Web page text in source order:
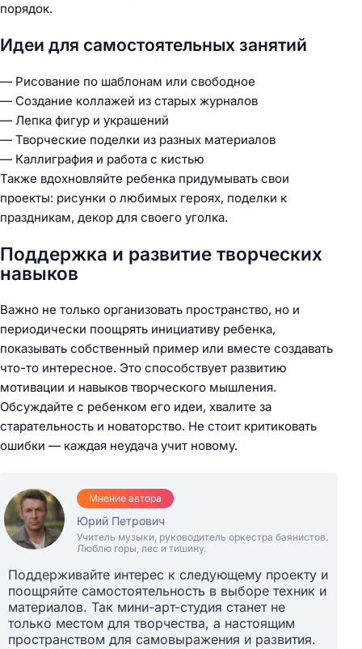
порядок.
Идеи для самостоятельных занятий
— Рисование по шаблонам или свободное
— Создание коллажей из старых журналов
— Лепка фигур и украшений
— Творческие поделки из разных материалов
— Каллиграфия и работа с кистью
Также вдохновляйте ребенка придумывать свои
проекты: рисунки о любимых героях, поделки к
праздникам, декор для своего уголка.
Поддержка и развитие творческих
навыков
Важно не только организовать пространство, но и
периодически поощрять инициативу ребенка,
показывать собственный пример или вместе создавать
что-то интересное. Это способствует развитию
мотивации и навыков творческого мышления.
Обсуждайте с ребенком его идеи, хвалите за
старательность и новаторство. Не стоит критиковать
ошибки — каждая неудача учит новому.
Мнение автора
Юрий Петрович
Учитель музыки, руководитель оркестра баянистов.
Люблю горы, лес и тишину.
Поддерживайте интерес к следующему проекту и
поощряйте самостоятельность в выборе техник и
материалов. Так мини-арт-студия станет не
только местом для творчества, а настоящим
пространством для самовыражения и развития.